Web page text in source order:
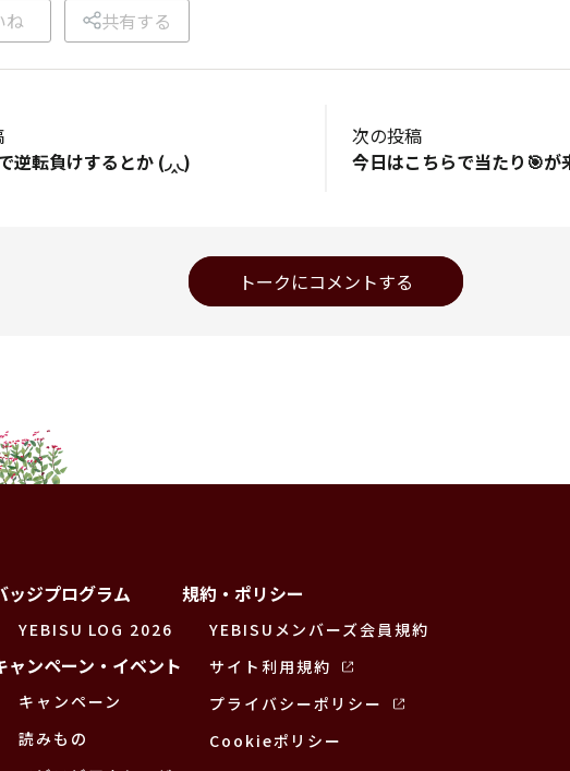
ね 共有する
逆転負けするとか (◞‸◟)
次の投稿
トークにコメントする
ッジプログラム
YEBISU LOG 2026
ャンペーン・イベント
キャンペーン
読みもの
規約・ポリシー
YEBISUメンバーズ会員規約
サイト利用規約
プライバシーポリシー
Cookieポリシー